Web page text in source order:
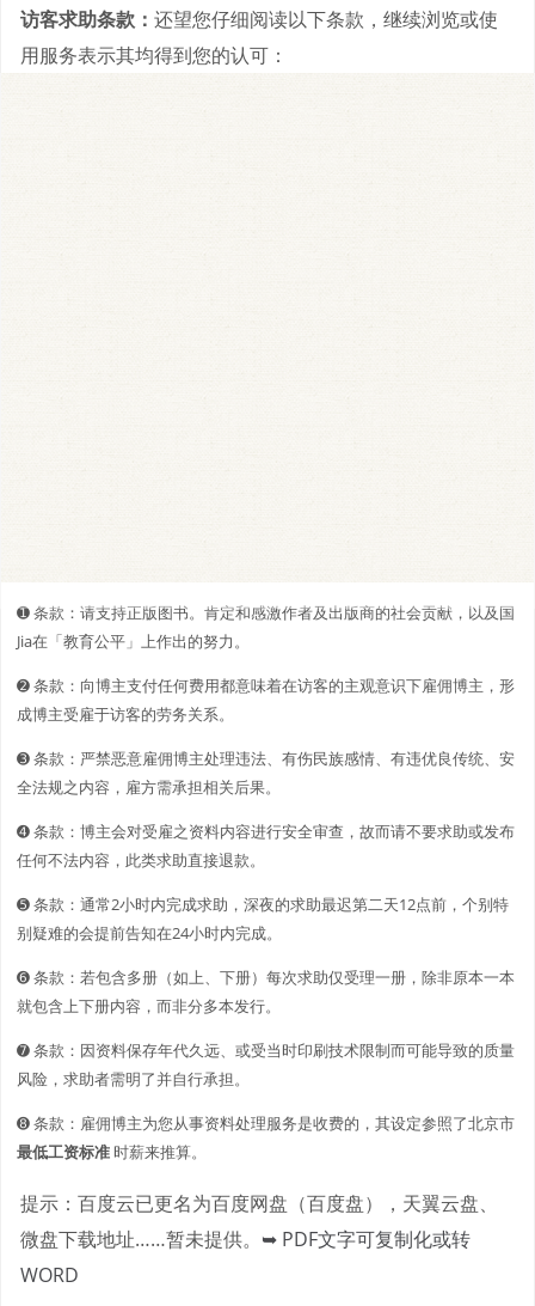
访客求助条款： 还望您仔细阅读以下条款，继续浏览或使
用服务表示其均得到您的认可：
➊️ 条款：请支持正版图书。肯定和感激作者及出版商的社会贡献，以及国
Jia在「教育公平」上作出的努力。
➋️️ 条款：向博主支付任何费用都意味着在访客的主观意识下雇佣博主，形
成博主受雇于访客的劳务关系。
➌ 条款：严禁恶意雇佣博主处理违法、有伤民族感情、有违优良传统、安
全法规之内容，雇方需承担相关后果。
➍ 条款：博主会对受雇之资料内容进行安全审查，故而请不要求助或发布
任何不法内容，此类求助直接退款。
➎ 条款：通常2小时内完成求助，深夜的求助最迟第二天12点前，个别特
别疑难的会提前告知在24小时内完成。
➏ 条款：若包含多册（如上、下册）每次求助仅受理一册，除非原本一本
就包含上下册内容，而非分多本发行。
➐ 条款：因资料保存年代久远、或受当时印刷技术限制而可能导致的质量
风险，求助者需明了并自行承担。
➑ 条款：雇佣博主为您从事资料处理服务是收费的，其设定参照了北京市
最低工资标准时薪来推算。
提示：百度云已更名为百度网盘（百度盘），天翼云盘、
微盘下载地址……暂未提供。 ➥ PDF文字可复制化或转
WORD